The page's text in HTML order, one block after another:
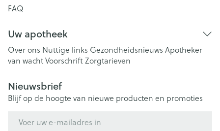
FAQ
Uw apotheek
Over ons Nuttige links Gezondheidsnieuws Apotheker
van wachtVoorschriftZorgtarieven
Nieuwsbrief
Blijf op de hoogte van nieuwe producten en promoties